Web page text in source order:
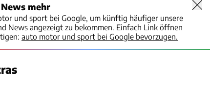
mehr
und sport bei Google, um künftig häufiger unsere
News angezeigt zu bekommen. Einfach Link öffnen
auto motor und sport bei Google bevorzugen.